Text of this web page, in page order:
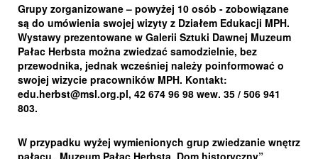
Grupy zorganizowane – powyżej 10 osób - zobowiązane
są do umówienia swojej wizyty z Działem Edukacji MPH.
Wystawy prezentowane w Galerii Sztuki Dawnej Muzeum
Pałac Herbsta można zwiedzać samodzielnie, bez
przewodnika, jednak wcześniej należy poinformować o
swojej wizycie pracowników MPH. Kontakt:
edu.herbst@msl.org.pl, 42 674 96 98 wew. 35 / 506 941
803.
W przypadku wyżej wymienionych grup zwiedzanie wnętrz
pałacu „Muzeum Pałac Herbsta. Dom historyczny”